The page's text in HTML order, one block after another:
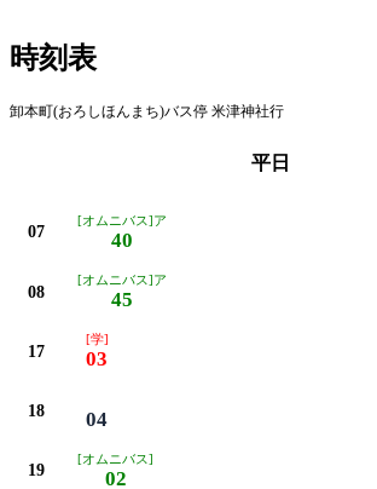
時刻表
卸本町(おろしほんまち)バス停 米津神社行
平日
07
[オムニバス]ア
40
08
[オムニバス]ア
45
17
[学]
03
18 04
19
[オムニバス]
02